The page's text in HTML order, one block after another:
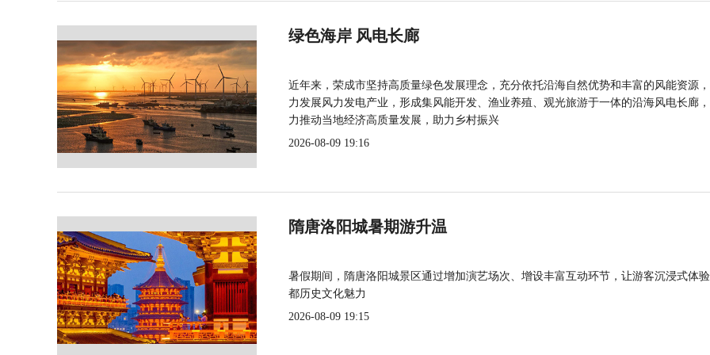
绿色海岸 风电长廊
近年来，荣成市坚持高质量绿色发展理念，充分依托沿海自然优势和丰富的风能资源
力发展风力发电产业，形成集风能开发、渔业养殖、观光旅游于一体的沿海风电长廊
力推动当地经济高质量发展，助力乡村振兴
2026-08-09 19:16
隋唐洛阳城暑期游升温
暑假期间，隋唐洛阳城景区通过增加演艺场次、增设丰富互动环节，让游客沉浸式体
都历史文化魅力
2026-08-09 19:15